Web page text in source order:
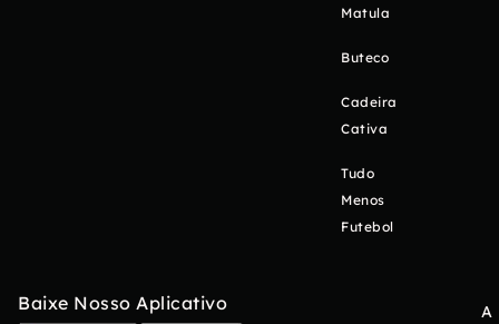
Matula
Buteco
Cadeira
Cativa
Tudo
Menos
Futebol
Baixe Nosso Aplicativo
A